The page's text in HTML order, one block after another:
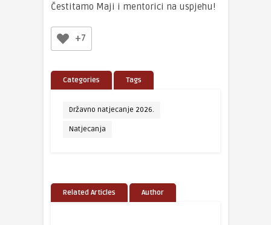
Čestitamo Maji i mentorici na uspjehu!
+7
Categories Tags
Državno natjecanje 2026.
Natjecanja
Related Articles Author